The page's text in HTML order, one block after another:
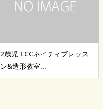
2歳児 ECCネイティブレッス
ン&造形教室...